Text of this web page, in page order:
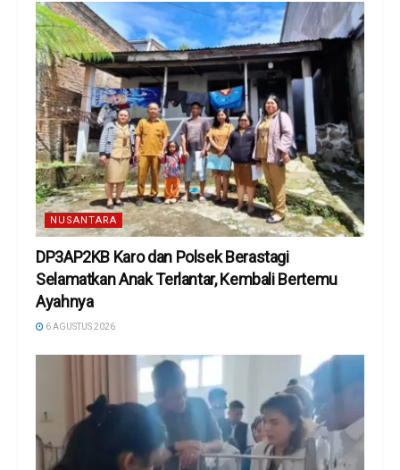
NUSANTARA
DP3AP2KB Karo dan Polsek Berastagi
Selamatkan Anak Terlantar, Kembali Bertemu
Ayahnya
6 AGUSTUS 2026